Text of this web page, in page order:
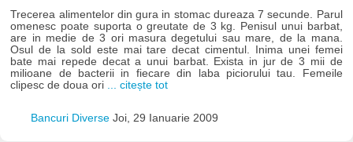
Trecerea alimentelor din gura in stomac dureaza 7 secunde. Parul
omenesc poate suporta o greutate de 3 kg. Penisul unui barbat,
are in medie de 3 ori masura degetului sau mare, de la mana.
Osul de la sold este mai tare decat cimentul. Inima unei femei
bate mai repede decat a unui barbat. Exista in jur de 3 mii de
milioane de bacterii in fiecare din laba piciorului tau. Femeile
clipesc de doua ori
... citește tot
Bancuri Diverse Joi, 29 Ianuarie 2009